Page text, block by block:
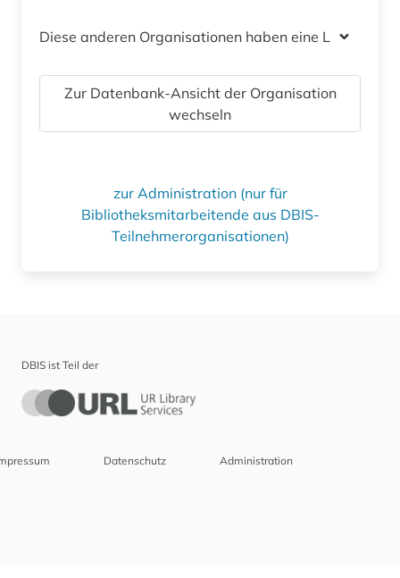
Diese anderen Organisationen haben eine Lizenz
Zur Datenbank-Ansicht der Organisation
wechseln
zur Administration (nur für
Bibliotheksmitarbeitende aus DBIS-
Teilnehmerorganisationen)
DBIS ist Teil der
Datenschutz Administration